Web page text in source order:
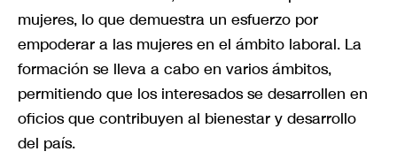
mujeres, lo que demuestra un esfuerzo por
empoderar a las mujeres en el ámbito laboral. La
formación se lleva a cabo en varios ámbitos,
permitiendo que los interesados se desarrollen en
oficios que contribuyen al bienestar y desarrollo
del país.